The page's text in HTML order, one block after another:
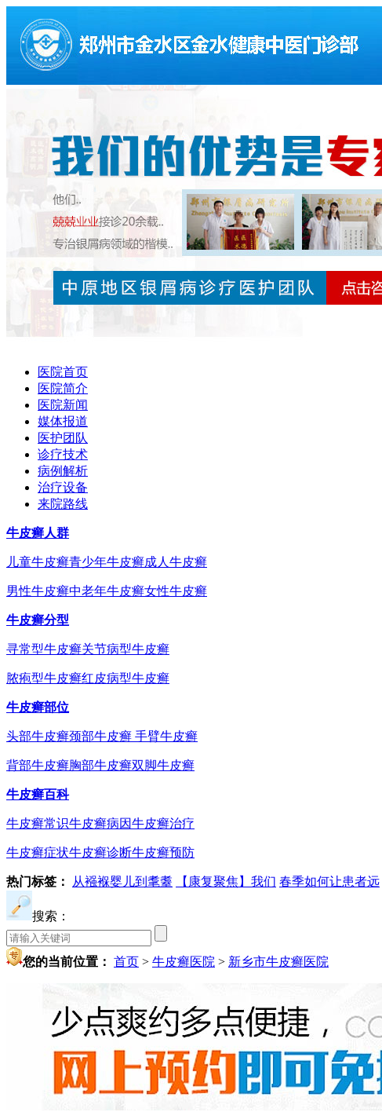
医院首页
医院简介
医院新闻
媒体报道
医护团队
诊疗技术
病例解析
治疗设备
来院路线
牛皮癣人群
儿童牛皮癣青少年牛皮癣成人牛皮癣
男性牛皮癣中老年牛皮癣女性牛皮癣
牛皮癣分型
寻常型牛皮癣关节病型牛皮癣
脓疱型牛皮癣红皮病型牛皮癣
牛皮癣部位
头部牛皮癣颈部牛皮癣 手臂牛皮癣
背部牛皮癣胸部牛皮癣双脚牛皮癣
牛皮癣百科
牛皮癣常识牛皮癣病因牛皮癣治疗
牛皮癣症状牛皮癣诊断牛皮癣预防
热门标签： 从襁褓婴儿到耄耋 【康复聚焦】我们 春季如何让患者远
搜索：
您的当前位置： 首页 > 牛皮癣医院 > 新乡市牛皮癣医院